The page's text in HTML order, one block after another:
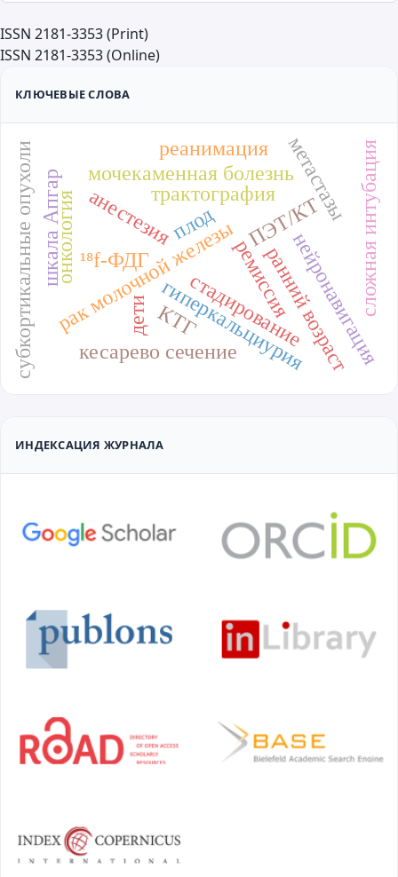
ISSN 2181-3353 (Print)
ISSN 2181-3353 (Online)
КЛЮЧЕВЫЕ СЛОВА
рак молочной железыПЭТ/КТ
¹⁸f-ФДГ
метастазы
стадирование
онкология трактография
субкортикальные опухоли нейронавигация
дети
мочекаменная болезнь
ранний возраст
гиперкальциурия
ремиссия
кесарево сечение
плод
шкала Апгар
КТГ
сложная интубация
анестезия
реанимация
ИНДЕКСАЦИЯ ЖУРНАЛА